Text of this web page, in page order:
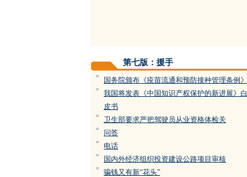
第七版：援手
= 国务院颁布《疫苗流通和预防接种管理条例》
=
我国将发表《中国知识产权保护的新进展》白
皮书
= 卫生部要求严把驾驶员从业资格体检关
= 问答
= 电话
= 国内外经济组织投资建设公路项目审核
= 骗钱又有新“花头”